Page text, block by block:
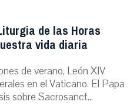
de las Horas
vida diaria
de verano, León XIV
en el Vaticano. El Papa
sobre Sacrosanct...